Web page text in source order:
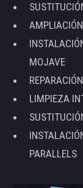
MOJAVE
LIMPIEZA
PARALLELS